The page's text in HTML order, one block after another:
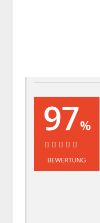
97%
97%
BEWERTUNG